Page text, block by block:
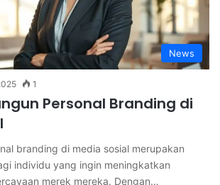
News
1
Personal Branding di
branding di media sosial merupakan
individu yang ingin meningkatkan
merek mereka. Dengan…